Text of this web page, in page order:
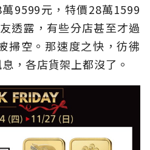
9599元，特價28萬1599
透露，有些分店甚至才過
掃空。那速度之快，彷彿
，各店貨架上都沒了。